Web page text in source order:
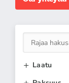
Laatu